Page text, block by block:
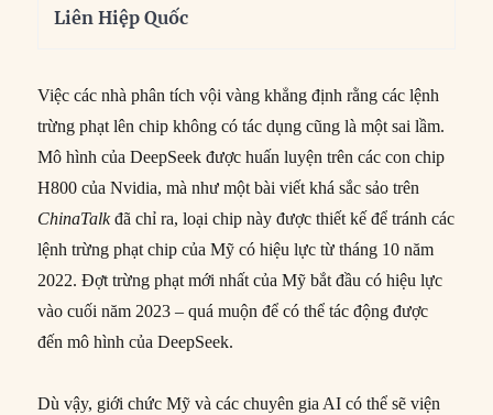
Liên Hiệp Quốc
Việc các nhà phân tích vội vàng khẳng định rằng các lệnh
trừng phạt lên chip không có tác dụng cũng là một sai lầm.
Mô hình của DeepSeek được huấn luyện trên các con chip
H800 của Nvidia, mà như một bài viết khá sắc sảo trên
ChinaTalkđã chỉ ra, loại chip này được thiết kế để tránh các
lệnh trừng phạt chip của Mỹ có hiệu lực từ tháng 10 năm
2022. Đợt trừng phạt mới nhất của Mỹ bắt đầu có hiệu lực
vào cuối năm 2023 – quá muộn để có thể tác động được
đến mô hình của DeepSeek.
Dù vậy, giới chức Mỹ và các chuyên gia AI có thể sẽ viện